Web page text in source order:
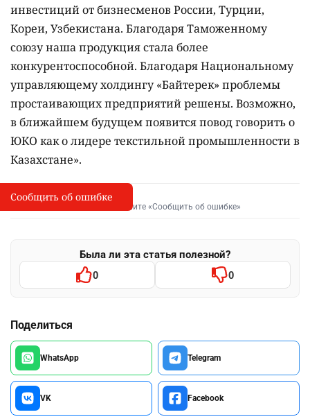
инвестиций от бизнесменов России, Турции,
Кореи, Узбекистана. Благодаря Таможенному
союзу наша продукция стала более
конкурентоспособной. Благодаря Национальному
управляющему холдингу «Байтерек» проблемы
простаивающих предприятий решены. Возможно,
в ближайшем будущем появится повод говорить о
ЮКО как о лидере текстильной промышленности в
Казахстане».
I
Сообщить об опечатке
Выделите фрагмент и нажмите «Сообщить об ошибке»
Была ли эта статья полезной?
0 0
Поделиться
WhatsApp Telegram
VK Facebook
Сообщить об ошибке